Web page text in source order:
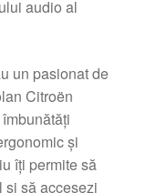
audio al
un pasionat de
Citroën
și
îți permite să
și să accesezi